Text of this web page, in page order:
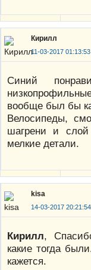
Кирилл
11-03-2017 01:13:53
Синий
вообще был бы
Велосипеды,
шагрени и
мелкие детали.
kisa
14-03-2017 20:21:54
Кирилл,
какие тогда
кажется.